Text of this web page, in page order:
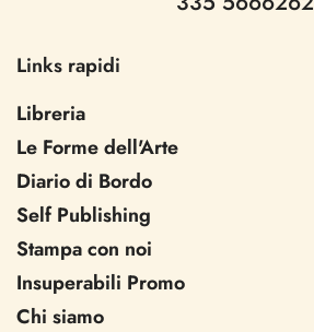
Links rapidi
Libreria
Le Forme dell'Arte
Diario di Bordo
Self Publishing
Stampa con noi
Insuperabili Promo
Chi siamo